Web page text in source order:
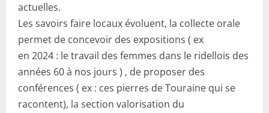
actuelles.
Les savoirs faire locaux évoluent, la collecte orale
permet de concevoir des expositions ( ex
en 2024 : le travail des femmes dans le ridellois des
années 60 à nos jours ) , de proposer des
conférences ( ex : ces pierres de Touraine qui se
racontent), la section valorisation du